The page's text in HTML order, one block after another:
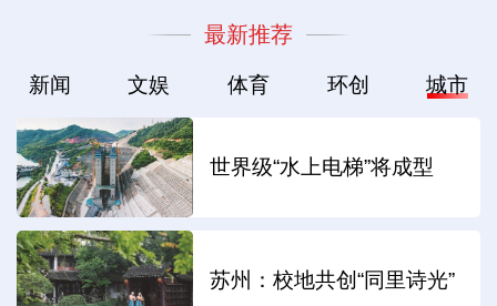
最新推荐
新闻 文娱 体育 环创 城市
世界级“水上电梯”将成型
苏州：校地共创“同里诗光”